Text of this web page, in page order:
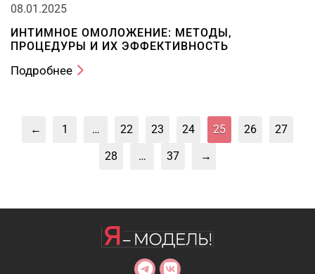
08.01.2025
ИНТИМНОЕ ОМОЛОЖЕНИЕ: МЕТОДЫ,
ПРОЦЕДУРЫ И ИХ ЭФФЕКТИВНОСТЬ
Подробнее
← 1 … 22 23 24 25 26
27
28
… 37 →